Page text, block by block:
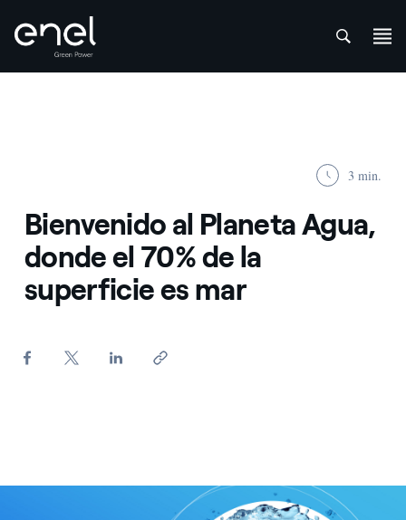
3 min.
Bienvenido al Planeta Agua,
donde el 70% de la
superficie es mar